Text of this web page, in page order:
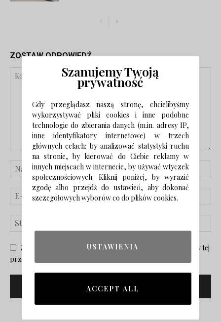
ZOSTAW ODPOWIEDŹ
Zapisz moje nazwisko, adres e-mail i stronę internetową w tej
przeglądarce na następny raz, gdy skomentuję.
Szanujemy Twoją
prywatność
Gdy przeglądasz naszą stronę, chcielibyśmy
wykorzystywać pliki cookies i inne podobne
technologie do zbierania danych (m.in. adresy IP,
inne identyfikatory internetowe) w trzech
głównych celach: by analizować statystyki ruchu
na stronie, by kierować do Ciebie reklamy w
innych miejscach w internecie, by używać wtyczek
społecznościowych. Kliknij poniżej, by wyrazić
zgodę albo przejdź do ustawień, aby dokonać
szczegółowych wyborów co do plików cookies.
USTAWIENIA
ACCEPT ALL